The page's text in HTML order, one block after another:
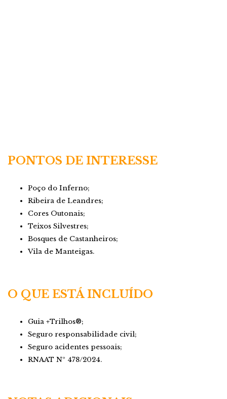
PONTOS DE INTERESSE
Poço do Inferno;
Ribeira de Leandres;
Cores Outonais;
Teixos Silvestres;
Bosques de Castanheiros;
Vila de Manteigas.
O QUE ESTÁ INCLUÍDO
Guia +Trilhos®;
Seguro responsabilidade civil;
Seguro acidentes pessoais;
RNAAT Nº 478/2024.